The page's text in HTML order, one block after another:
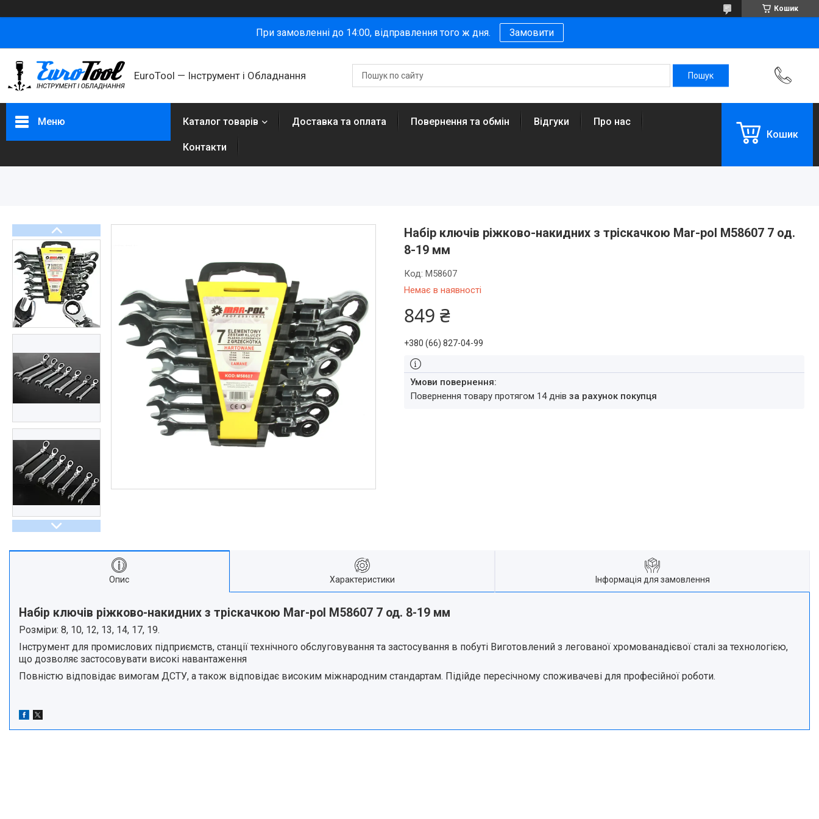
Кошик
При замовленні до 14:00, відправлення того ж дня. Замовити
ㅤEuroTool — Інструмент і Обладнання
Меню Каталог товарів Доставка та оплата Повернення та обмін Відгуки Про нас
Контакти
Кошик
Набір ключів ріжково-накидних з тріскачкою Mar-pol M58607 7 од.
8-19 мм
Немає в наявності
Код: M58607
849 ₴
+380 (66) 827-04-99
повернення товару протягом 14 днів за рахунок покупця
Опис Характеристики Інформація для замовлення
Набір ключів ріжково-накидних з тріскачкою Mar-pol M58607 7 од. 8-19 мм
Розміри: 8, 10, 12, 13, 14, 17, 19.
Інструмент для промислових підприємств, станції технічного обслуговування та застосування в побуті Виготовлений з легованої хромованадієвої сталі за технологією,
що дозволяє застосовувати високі навантаження
Повністю відповідає вимогам ДСТУ, а також відповідає високим міжнародним стандартам. Підійде пересічному споживачеві для професійної роботи.